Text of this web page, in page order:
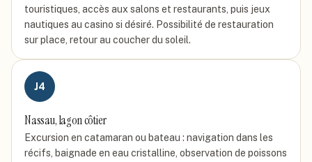
touristiques, accès aux salons et restaurants, puis jeux
nautiques au casino si désiré. Possibilité de restauration
sur place, retour au coucher du soleil.
J4
Nassau, lagon côtier
Excursion en catamaran ou bateau : navigation dans les
récifs, baignade en eau cristalline, observation de poissons